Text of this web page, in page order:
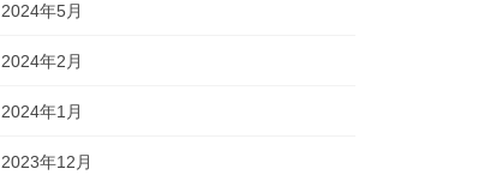
2024年5月
2024年2月
2024年1月
2023年12月